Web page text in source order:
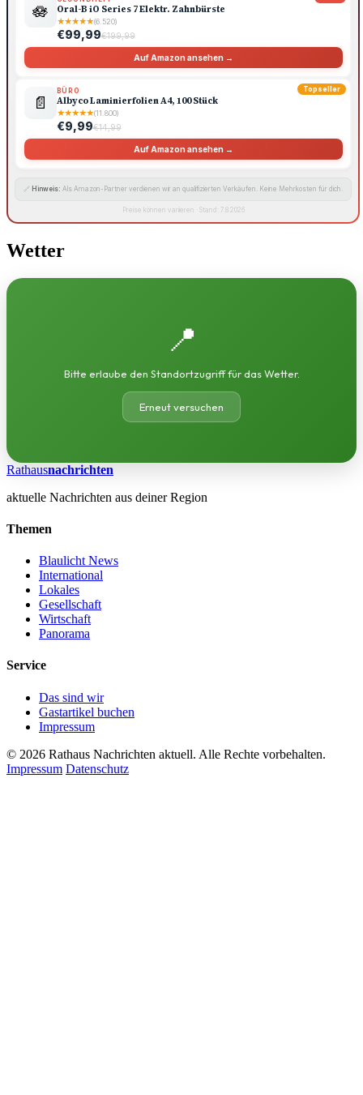
🪷 Oral-B iO Series 7 Elektr. Zahnbürste
★★★★★(6.520)
€99,99€199,99
Auf Amazon ansehen →
Topseller
📄
BÜRO
Albyco Laminierfolien A4, 100 Stück
★★★★★(11.800)
€9,99€14,99
Auf Amazon ansehen →
🔗 Hinweis: Als Amazon-Partner verdienen wir an qualifizierten Verkäufen. Keine Mehrkosten für dich.
Preise können variieren · Stand: 7.8.2026
Wetter
📍
Bitte erlaube den Standortzugriff für das Wetter.
Erneut versuchen
Rathausnachrichten
aktuelle Nachrichten aus deiner Region
Themen
Blaulicht News
International
Lokales
Gesellschaft
Wirtschaft
Panorama
Service
Das sind wir
Gastartikel buchen
Impressum
© 2026 Rathaus Nachrichten aktuell. Alle Rechte vorbehalten.
Impressum Datenschutz